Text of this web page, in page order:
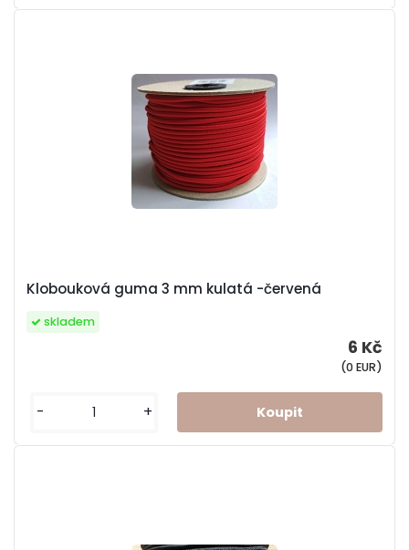
Klobouková guma 3 mm kulatá -červená
6 Kč
(0 EUR)
skladem
- +